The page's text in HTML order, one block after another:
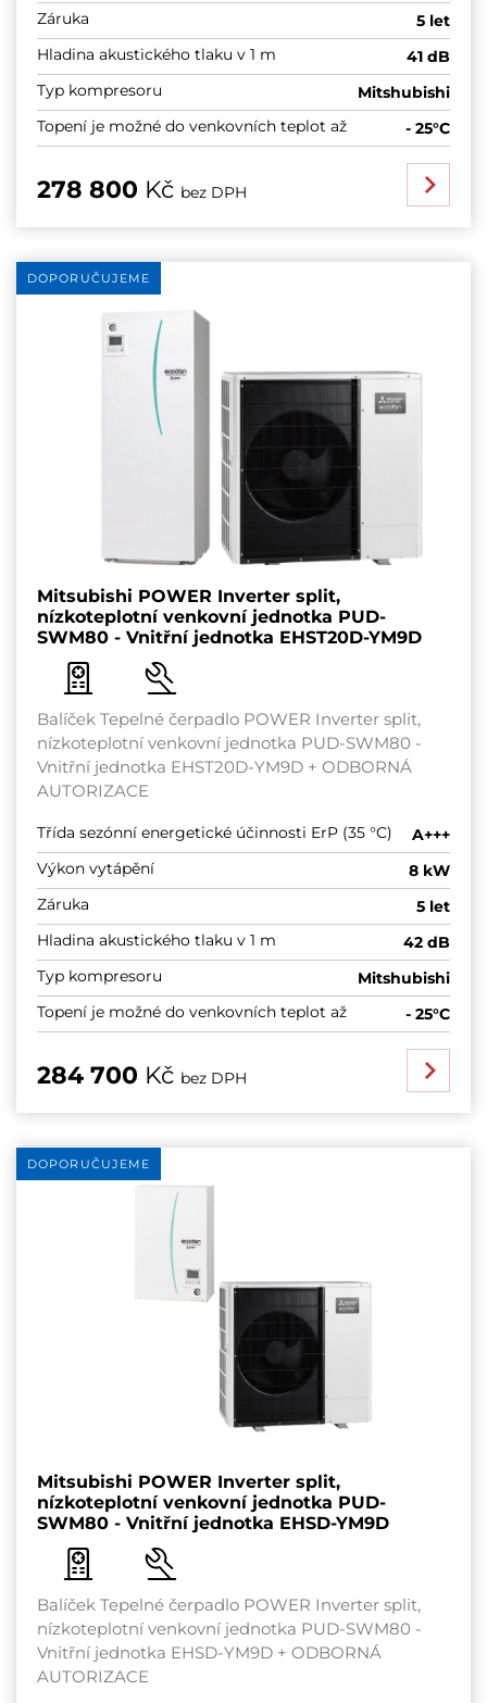
Záruka
5 let
Hladina akustického tlaku v 1 m
41 dB
Typ kompresoru
Mitshubishi
Topení je možné do venkovních teplot až
- 25°C
278 800 Kč bez DPH
DOPORUČUJEME
Mitsubishi POWER Inverter split,
nízkoteplotní venkovní jednotka PUD-
SWM80 - Vnitřní jednotka EHST20D-YM9D
Balíček Tepelné čerpadlo POWER Inverter split,
nízkoteplotní venkovní jednotka PUD-SWM80 -
Vnitřní jednotka EHST20D-YM9D + ODBORNÁ
AUTORIZACE
Třída sezónní energetické účinnosti ErP (35 °C)
A+++
Výkon vytápění
8 kW
Záruka
5 let
Hladina akustického tlaku v 1 m
42 dB
Typ kompresoru
Mitshubishi
Topení je možné do venkovních teplot až
- 25°C
284 700 Kč bez DPH
DOPORUČUJEME
Mitsubishi POWER Inverter split,
nízkoteplotní venkovní jednotka PUD-
SWM80 - Vnitřní jednotka EHSD-YM9D
Balíček Tepelné čerpadlo POWER Inverter split,
nízkoteplotní venkovní jednotka PUD-SWM80 -
Vnitřní jednotka EHSD-YM9D + ODBORNÁ
AUTORIZACE